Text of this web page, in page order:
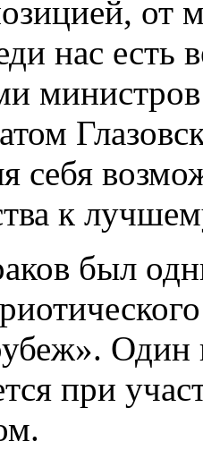
от
нас есть
себя
к
был
Один
при